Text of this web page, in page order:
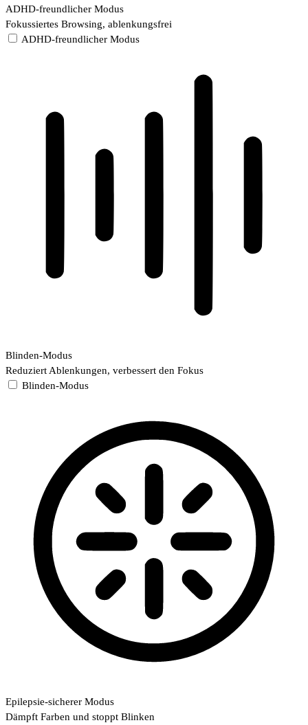
ADHD-freundlicher Modus
Fokussiertes Browsing, ablenkungsfrei
ADHD-freundlicher Modus
Blinden-Modus
Reduziert Ablenkungen, verbessert den Fokus
Blinden-Modus
Epilepsie-sicherer Modus
Dämpft Farben und stoppt Blinken